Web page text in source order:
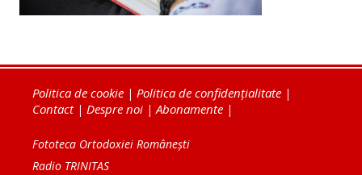
Politica de cookie | Politica de confidențialitate |
Contact| Despre noi |Abonamente |
Fototeca Ortodoxiei Românești
Radio TRINITAS